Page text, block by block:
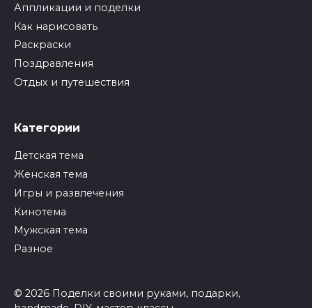
Аппликации и поделки
Как нарисовать
Раскраски
Поздравления
Отдых и путешествия
Категории
Детская тема
Женская тема
Игры и развлечения
Кинотема
Мужская тема
Разное
© 2026 Поделки своими руками, подарки,